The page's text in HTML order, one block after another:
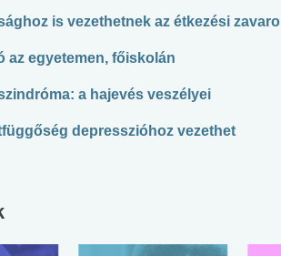
is vezethetnek az étkezési
az egyetemen, főiskolán
a hajevés veszélyei
depresszióhoz vezethet